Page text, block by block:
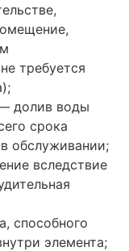
требуется
долив воды
срока
обслуживании;
вследствие
способного
элемента;